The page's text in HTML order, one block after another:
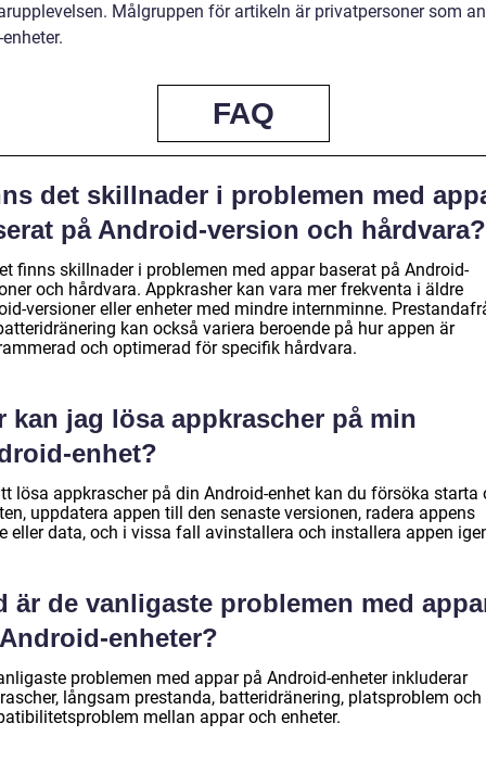
Målgruppen för artikeln är privatpersoner som
FAQ
det skillnader i problemen med
på Android-version och hårdvara?
finns skillnader i problemen med appar baserat på Android-
och hårdvara. Appkrasher kan vara mer frekventa i äldre
versioner eller enheter med mindre internminne.
kan också variera beroende på hur appen är
och optimerad för specifik hårdvara.
kan jag lösa appkrascher på min
enhet?
lösa appkrascher på din Android-enhet kan du försöka starta
uppdatera appen till den senaste versionen, radera appens
eller data, och i vissa fall avinstallera och installera appen
är de vanligaste problemen med
enheter?
problemen med appar på Android-enheter inkluderar
långsam prestanda, batteridränering, platsproblem och
mellan appar och enheter.